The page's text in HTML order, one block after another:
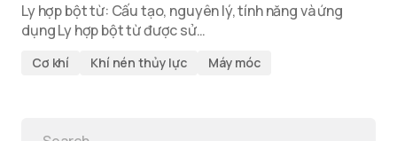
Ly hợp bột từ: Cấu tạo, nguyên lý, tính năng và ứng
dụng Ly hợp bột từ được sử…
Cơ khí Khí nén thủy lực Máy móc